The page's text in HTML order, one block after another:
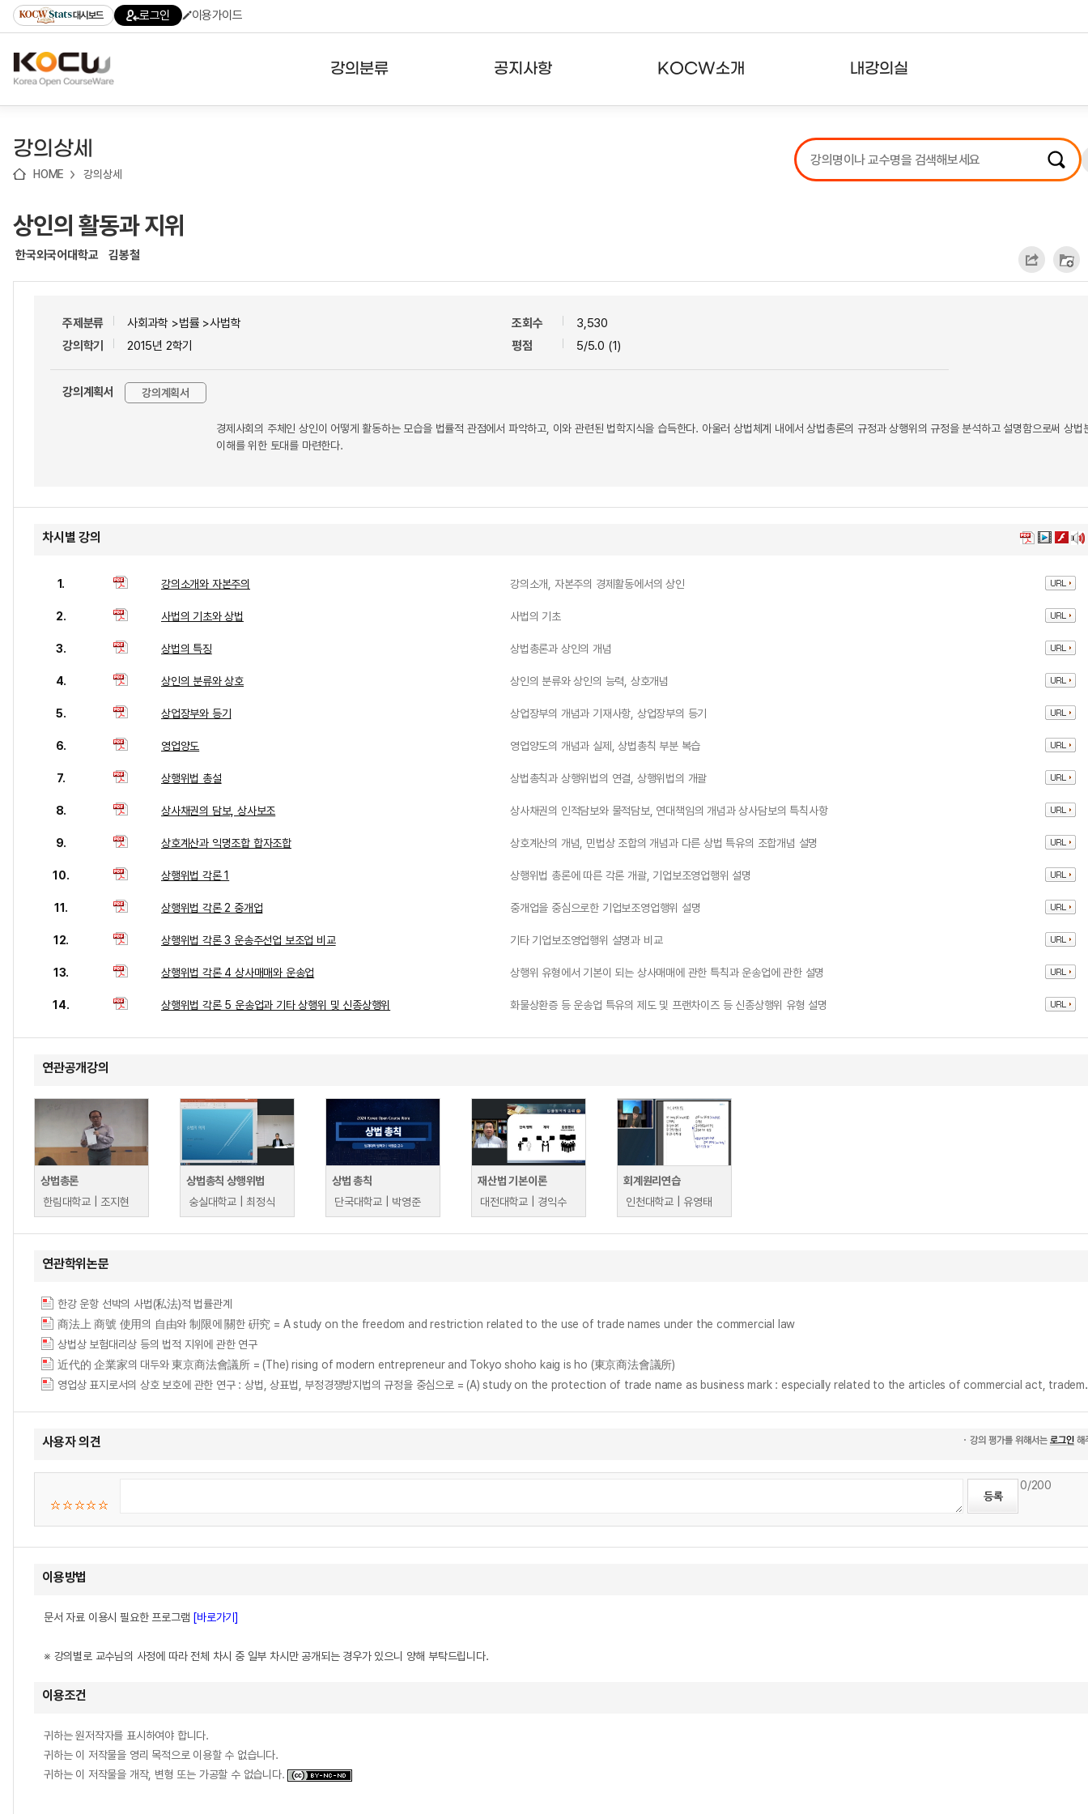
기
기
기
content)
가
대시보드 로그인 이용가이드
강의분류 공지사항 KOCW소개 내강의실
강의리스트
수강확인증강의
강의상세
HOME 강의상세
상인의 활동과 지위
한국외국어대학교 김봉철
주제분류
사회과학 >법률 >사법학
강의학기
2015년 2학기
조회수
3,530
평점
5/5.0 (1)
강의계획서 강의계획서
경제사회의 주체인 상인이 어떻게 활동하는 모습을 법률적 관점에서 파악하고, 이와 관련된 법학지식을 습득한다. 아울러 상법체계 내에서 상법총론의 규정과 상행위의 규정을 분석하고 설명함으로써 상법
이해를 위한 토대를 마련한다.
차시별 강의
1. 강의소개와 자본주의 강의소개, 자본주의 경제활동에서의 상인
2. 사법의 기초와 상법 사법의 기초
3. 상법의 특징 상법총론과 상인의 개념
4. 상인의 분류와 상호 상인의 분류와 상인의 능력, 상호개념
5. 상업장부와 등기 상업장부의 개념과 기재사항, 상업장부의 등기
6. 영업양도 영업양도의 개념과 실제, 상법총칙 부분 복습
7. 상행위법 총설 상법총칙과 상행위법의 연결, 상행위법의 개괄
8. 상사채권의 담보, 상사보조 상사채권의 인적담보와 물적담보, 연대책임의 개념과 상사담보의 특칙사항
9. 상호계산과 익명조합 합자조합 상호계산의 개념, 민법상 조합의 개념과 다른 상법 특유의 조합개념 설명
10. 상행위법 각론 1 상행위법 총론에 따른 각론 개괄, 기업보조영업행위 설명
11. 상행위법 각론 2 중개업 중개업을 중심으로한 기업보조영업행위 설명
12. 상행위법 각론 3 운송주선업 보조업 비교 기타 기업보조영업행위 설명과 비교
13. 상행위법 각론 4 상사매매와 운송업 상행위 유형에서 기본이 되는 상사매매에 관한 특칙과 운송업에 관한 설명
14. 상행위법 각론 5 운송업과 기타 상행위 및 신종상행위 화물상환증 등 운송업 특유의 제도 및 프랜차이즈 등 신종상행위 유형 설명
연관공개강의
상법총론
한림대학교 | 조지현
상법총칙 상행위법
숭실대학교 | 최정식
상법 총칙
단국대학교 | 박영준
재산법 기본이론
대전대학교 | 경익수
회계원리연습
인천대학교 | 유영태
연관학위논문
한강 운항 선박의 사법(私法)적 법률관계
商法上 商號 使用의 自由와 制限에 關한 硏究 = A study on the freedom and restriction related to the use of trade names under the commercial law
상법상 보험대리상 등의 법적 지위에 관한 연구
近代的 企業家의 대두와 東京商法會議所 = (The) rising of modern entrepreneur and Tokyo shoho kaig is ho (東京商法會議所)
영업상 표지로서의 상호 보호에 관한 연구 : 상법, 상표법,
사용자 의견
0/200
이용방법
문서 자료 이용시 필요한 프로그램 [바로가기]
※ 강의별로 교수님의 사정에 따라 전체 차시 중 일부 차시만 공개되는 경우가 있으니 양해 부탁드립니다.
이용조건
귀하는 원저작자를 표시하여야 합니다.
귀하는 이 저작물을 영리 목적으로 이용할 수 없습니다.
귀하는 이 저작물을 개작, 변형 또는 가공할 수 없습니다.